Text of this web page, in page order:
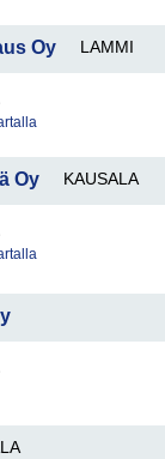
Oy LAMMI
Oy KAUSALA